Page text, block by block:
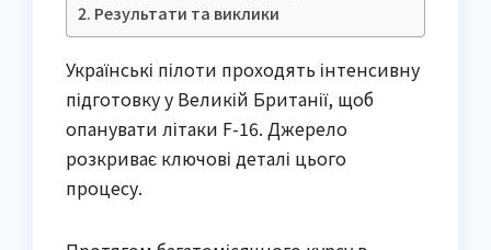
Результати та виклики
Українські пілоти проходять інтенсивну
підготовку у Великій Британії, щоб
опанувати літаки F-16. Джерело
розкриває ключові деталі цього
процесу.